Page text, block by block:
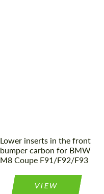
Lower inserts in the front
bumper carbon for BMW
M8 Coupe F91/F92/F93
VIEW